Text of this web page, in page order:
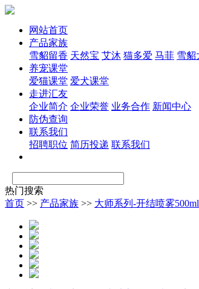
网站首页
产品家族
雪貂留香 天然宝 艾沐 猫多爱 马菲 雪貂
养宠课堂
爱猫课堂 爱犬课堂
走进汇友
企业简介 企业荣誉 业务合作 新闻中心
防伪查询
联系我们
招聘职位 简历投递 联系我们
热门搜索
首页 >> 产品家族 >> 大师系列-开结喷雾500ml